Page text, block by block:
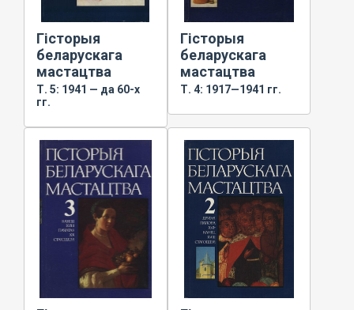
Гісторыя
беларускага
мастацтва
Т. 5: 1941 — да 60-х
гг.
Гісторыя
беларускага
мастацтва
Т. 4: 1917—1941 гг.